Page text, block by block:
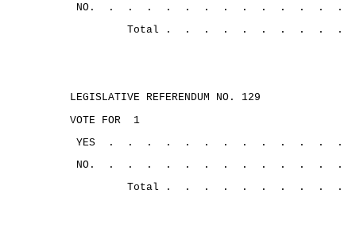
NO.
. . . . . . . . . . . .
.
Total .
. . . . . . . . .
LEGISLATIVE REFERENDUM NO. 129
VOTE FOR
1
YES
. . . . . . . . . . . .
.
NO.
. . . . . . . . . . . .
.
Total .
. . . . . . . . .